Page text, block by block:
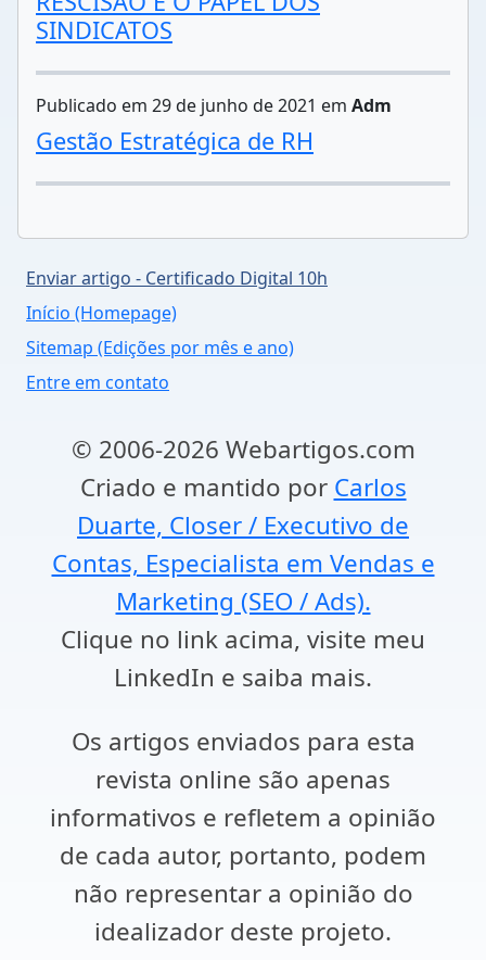
SINDICATOS
Publicado em 29 de junho de 2021 em Adm
Gestão Estratégica de RH
Enviar artigo - Certificado Digital 10h
Início (Homepage)
Sitemap (Edições por mês e ano)
Entre em contato
© 2006-2026 Webartigos.com
Criado e mantido por Carlos
Duarte, Closer / Executivo de
Contas, Especialista em Vendas e
Marketing (SEO / Ads).
Clique no link acima, visite meu
LinkedIn e saiba mais.
Os artigos enviados para esta
revista online são apenas
informativos e refletem a opinião
de cada autor, portanto, podem
não representar a opinião do
idealizador deste projeto.